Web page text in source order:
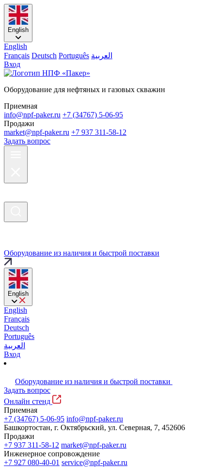
English
English
Français Deutsch Português العربية
Вход
Оборудование для нефтяных и газовых скважин
Приемная
info@npf-paker.ru +7 (34767) 5-06-95
Продажи
market@npf-paker.ru +7 937 311-58-12
Задать вопрос
Оборудование из наличия и быстрой поставки
English
English
Français
Deutsch
Português
العربية
Вход
Оборудование из наличия и быстрой поставки
Задать вопрос
Онлайн стенд
Приемная
+7 (34767) 5-06-95 info@npf-paker.ru
Башкортостан, г. Октябрьский, ул. Северная, 7, 452606
Продажи
+7 937 311-58-12 market@npf-paker.ru
Инженерное сопровождение
+7 927 080-40-01 service@npf-paker.ru